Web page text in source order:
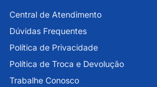
Central de Atendimento
Dúvidas Frequentes
Política de Privacidade
Política de Troca e Devolução
Trabalhe Conosco